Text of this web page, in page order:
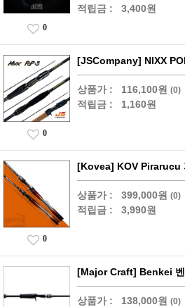
적립금 : 3,400원
0
[JSCompany] NIXX
상품가 : 116,100원 (0)
적립금 : 1,160원
0
[Kovea] KOV Pirarucu
상품가 : 399,000원 (0)
적립금 : 3,990원
0
[Major Craft] Benkei 벤
상품가 : 138,000원 (0)